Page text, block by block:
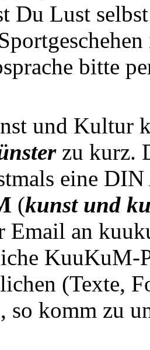
Du Lust
bitte
und Kultur
zu kurz.
eine
(kunst und
Email an
KuuKuM-
(Texte,
so komm zu